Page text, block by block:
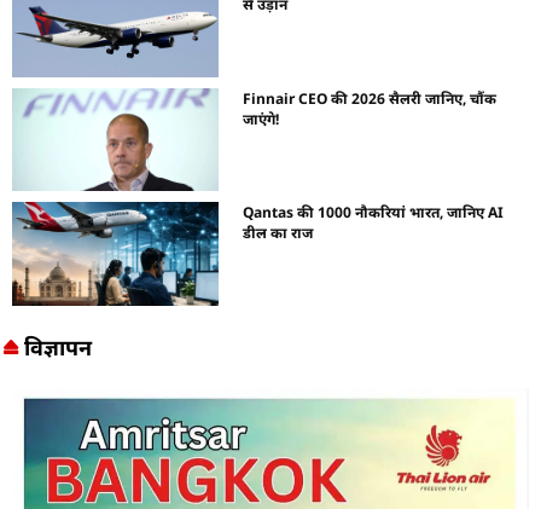
से उड़ान
Finnair CEO की 2026 सैलरी जानिए, चौंक
जाएंगे!
Qantas की 1000 नौकरियां भारत, जानिए AI
डील का राज
विज्ञापन